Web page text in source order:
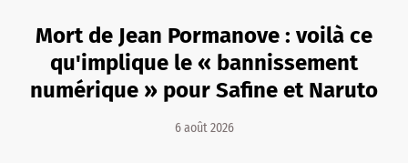
Mort de Jean Pormanove : voilà ce
qu'implique le « bannissement
numérique » pour Safine et Naruto
6 août 2026